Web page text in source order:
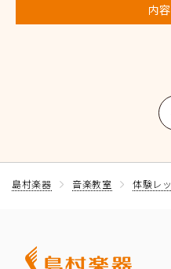
内
島村楽器 音楽教室 体験レ